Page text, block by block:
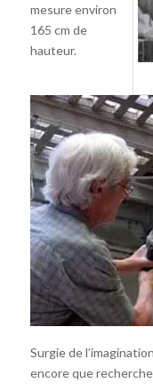
mesure environ
165 cm de
hauteur.
Surgie de
encore que